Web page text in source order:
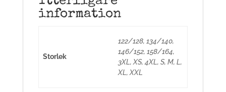
information
Storlek
122/128, 134/140,
146/152, 158/164,
3XL, XS, 4XL, S, M, L,
XL, XXL